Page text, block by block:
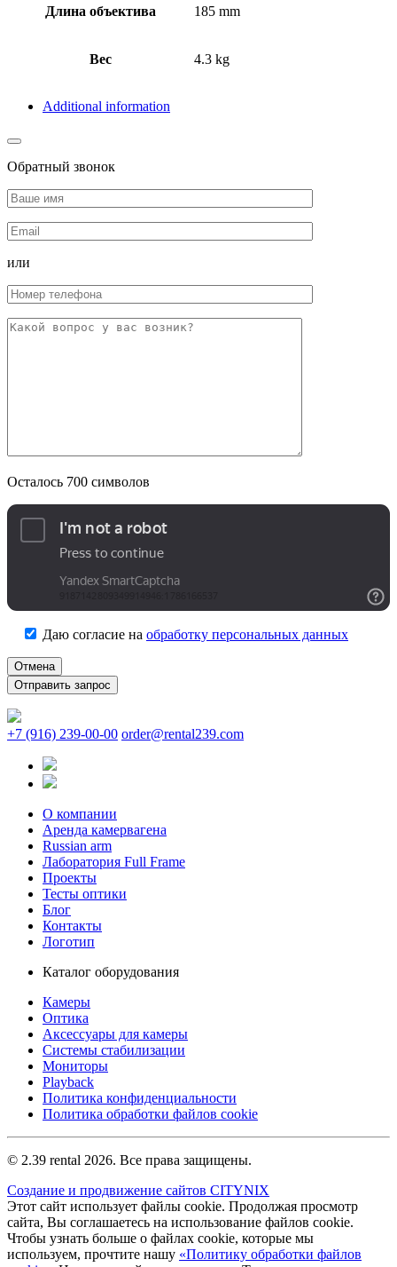
Длина объектива 185 mm
Вес 4.3 kg
Additional information
Обратный звонок
или
Осталось 700 символов
Даю согласие на обработку персональных данных
Отмена
+7 (916) 239-00-00 order@rental239.com
О компании
Аренда камервагена
Russian arm
Лаборатория Full Frame
Проекты
Тесты оптики
Блог
Контакты
Логотип
Каталог оборудования
Камеры
Оптика
Аксессуары для камеры
Системы стабилизации
Мониторы
Playback
Политика конфиденциальности
Политика обработки файлов cookie
© 2.39 rental 2026. Все права защищены.
Создание и продвижение сайтов CITYNIX
Этот сайт использует файлы cookie. Продолжая просмотр
сайта, Вы соглашаетесь на использование файлов cookie.
Чтобы узнать больше о файлах cookie, которые мы
используем, прочтите нашу «Политику обработки файлов